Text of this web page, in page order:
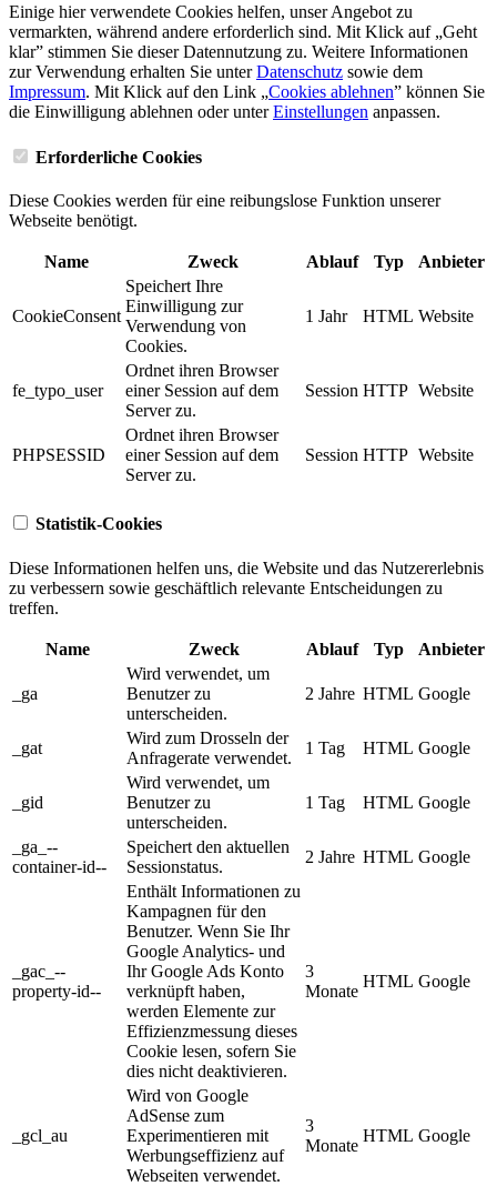
Einige hier verwendete Cookies helfen, unser Angebot zu
vermarkten, während andere erforderlich sind. Mit Klick auf „Geht
klar” stimmen Sie dieser Datennutzung zu. Weitere Informationen
zur Verwendung erhalten Sie unterDatenschutz sowie dem
Impressum. Mit Klick auf den Link „Cookies ablehnen” können Sie
die Einwilligung ablehnen oder unterEinstellungen anpassen.
Erforderliche Cookies
Diese Cookies werden für eine reibungslose Funktion unserer
Webseite benötigt.
Name Zweck Ablauf Typ Anbieter
CookieConsent
Speichert Ihre
Einwilligung zur
Verwendung von
Cookies.
1 Jahr HTML Website
fe_typo_user
Ordnet ihren Browser
einer Session auf dem
Server zu.
Session HTTP Website
PHPSESSID
Ordnet ihren Browser
einer Session auf dem
Server zu.
Session HTTP Website
Statistik-Cookies
Diese Informationen helfen uns, die Website und das Nutzererlebnis
zu verbessern sowie geschäftlich relevante Entscheidungen zu
treffen.
Name Zweck Ablauf Typ Anbieter
_ga
Wird verwendet, um
Benutzer zu
unterscheiden.
2 Jahre HTML Google
_gat
Wird zum Drosseln der
Anfragerate verwendet.
1 Tag HTML Google
_gid
Wird verwendet, um
Benutzer zu
unterscheiden.
1 Tag HTML Google
_ga_--
container-id--
Speichert den aktuellen
Sessionstatus.
2 Jahre HTML Google
_gac_--
property-id--
Enthält Informationen zu
Kampagnen für den
Benutzer. Wenn Sie Ihr
Google Analytics- und
Ihr Google Ads Konto
verknüpft haben,
werden Elemente zur
Effizienzmessung dieses
Cookie lesen, sofern Sie
dies nicht deaktivieren.
3
Monate
HTML Google
_gcl_au
Wird von Google
AdSense zum
Experimentieren mit
Werbungseffizienz auf
Webseiten verwendet.
3
Monate
HTML Google